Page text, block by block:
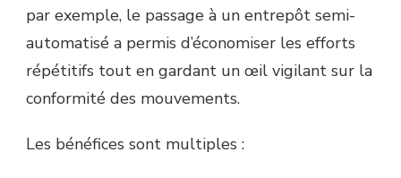
par exemple, le passage à un entrepôt semi-
automatisé a permis d’économiser les efforts
répétitifs tout en gardant un œil vigilant sur la
conformité des mouvements.
Les bénéfices sont multiples :